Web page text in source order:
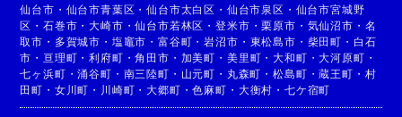
仙台市 ・ 仙台市青葉区 ・仙台市太白区 ・ 仙台市泉区 ・ 仙台市宮城野
区 ・石巻市 ・大崎市 ・仙台市若林区 ・登米市 ・栗原市 ・ 気仙沼市 ・ 名
取市 ・ 多賀城市 ・ 塩竈市 ・富谷町 ・岩沼市 ・ 東松島市 ・ 柴田町 ・ 白石
市 ・ 亘理町 ・利府町 ・角田市 ・ 加美町 ・ 美里町 ・大和町 ・大河原町 ・
七ヶ浜町 ・涌谷町 ・ 南三陸町 ・ 山元町 ・ 丸森町 ・松島町 ・蔵王町 ・ 村
田町 ・ 女川町 ・ 川崎町 ・大郷町 ・色麻町 ・ 大衡村 ・ 七ケ宿町